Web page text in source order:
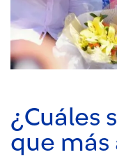
¿Cuáles
que más